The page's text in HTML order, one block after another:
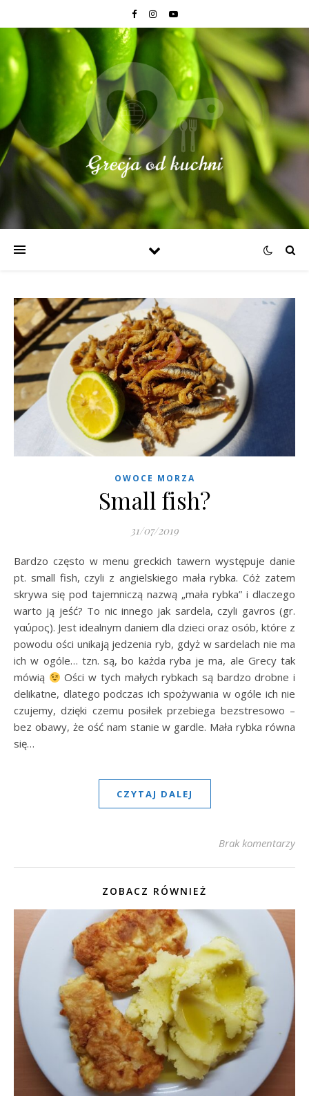
OWOCE MORZA
Small fish?
31/07/2019
Bardzo często w menu greckich tawern występuje danie
pt. small fish, czyli z angielskiego mała rybka. Cóż zatem
skrywa się pod tajemniczą nazwą „mała rybka” i dlaczego
warto ją jeść? To nic innego jak sardela, czyli gavros (gr.
γαύρος). Jest idealnym daniem dla dzieci oraz osób, które z
powodu ości unikają jedzenia ryb, gdyż w sardelach nie ma
ich w ogóle… tzn. są, bo każda ryba je ma, ale Grecy tak
mówią
Ości w tych małych rybkach są bardzo drobne i
delikatne, dlatego podczas ich spożywania w ogóle ich nie
czujemy, dzięki czemu posiłek przebiega bezstresowo –
bez obawy, że ość nam stanie w gardle. Mała rybka równa
się…
CZYTAJ DALEJ
Brak komentarzy
ZOBACZ RÓWNIEŻ